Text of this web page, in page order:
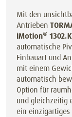
Mit den
Antrieben
iMotion®
automatische
Einbauart und
mit einem
automatisch
Option für
und gleichzeitig
ein